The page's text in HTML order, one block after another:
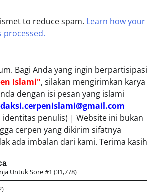
to reduce spam. Learn how your
processed.
Bagi Anda yang ingin berpartisipasi
Islami", silakan mengirimkan karya
dengan isi pesan yang islami
identitas penulis) | Website ini bukan
cerpen yang dikirim sifatnya
ada imbalan dari kami. Terima kasih
Untuk Sore #1 (31,778)